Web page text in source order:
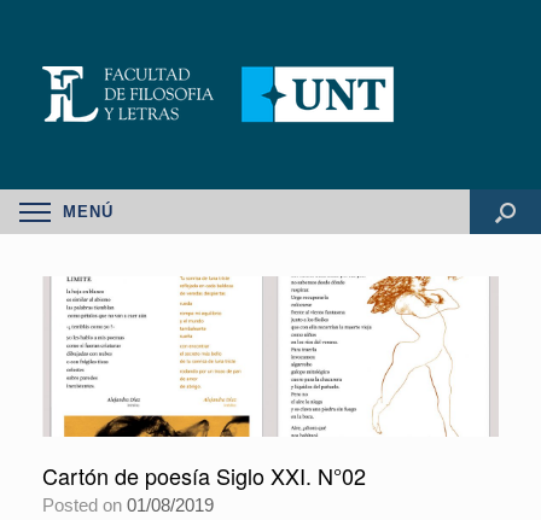
MENÚ
Cartón de poesía Siglo XXI. N°02
Posted on 01/08/2019